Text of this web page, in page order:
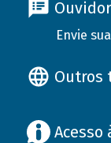
Envie
Outros
Acesso